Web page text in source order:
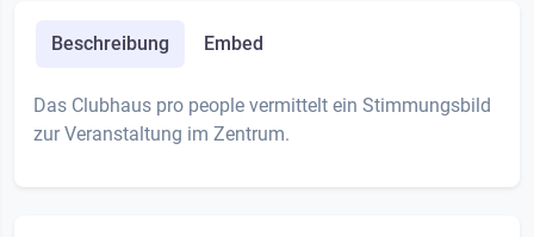
Beschreibung Embed
Das Clubhaus pro people vermittelt ein Stimmungsbild
zur Veranstaltung im Zentrum.